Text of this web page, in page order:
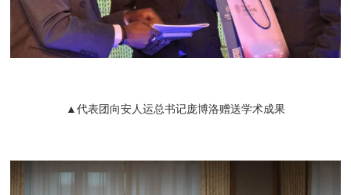
▲代表团向安人运总书记庞博洛赠送学术成果